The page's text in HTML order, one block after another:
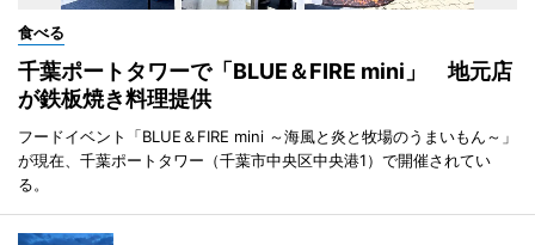
食べる
千葉ポートタワーで「BLUE＆FIRE mini」 地元店
が鉄板焼き料理提供
フードイベント「BLUE＆FIRE mini ～海風と炎と牧場のうまいもん～」
が現在、千葉ポートタワー（千葉市中央区中央港1）で開催されてい
る。